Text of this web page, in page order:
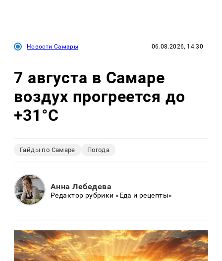
Новости Самары 06.08.2026, 14:30
7 августа в Самаре
воздух прогреется до
+31°C
Гайды по Самаре Погода
Анна Лебедева
Редактор рубрики «Еда и рецепты»